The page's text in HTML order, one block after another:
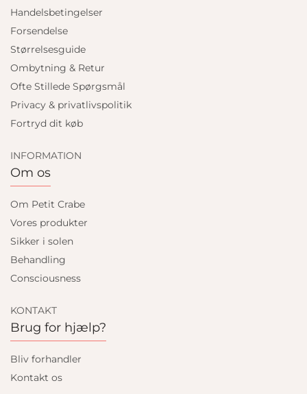
Handelsbetingelser
Forsendelse
Størrelsesguide
Ombytning & Retur
Ofte Stillede Spørgsmål
Privacy & privatlivspolitik
Fortryd dit køb
INFORMATION
Om os
Om Petit Crabe
Vores produkter
Sikker i solen
Behandling
Consciousness
KONTAKT
Brug for hjælp?
Bliv forhandler
Kontakt os